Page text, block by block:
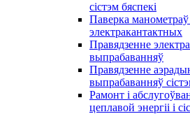
сістэм бяспекі
Паверка манометраў
электракантактных
Правядзенне
выпрабаванняў
Правядзенне
выпрабаванняў
Рамонт і
цеплавой энергіі і